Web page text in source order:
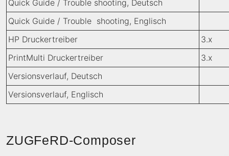
Quick Guide / Trouble shooting, Deutsch
Quick Guide / Trouble shooting, Englisch
HP Druckertreiber
3.x
PrintMulti Druckertreiber
3.x
Versionsverlauf, Deutsch
Versionsverlauf, Englisch
ZUGFeRD-Composer